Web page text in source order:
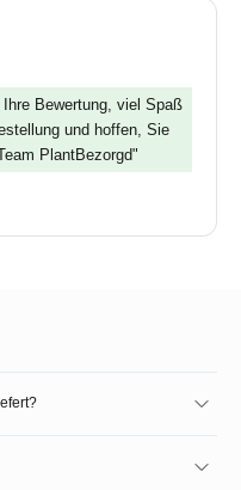
Bewertung, viel Spaß
und hoffen, Sie
PlantBezorgd"